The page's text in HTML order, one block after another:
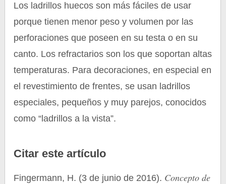
Los ladrillos huecos son más fáciles de usar
porque tienen menor peso y volumen por las
perforaciones que poseen en su testa o en su
canto. Los refractarios son los que soportan altas
temperaturas. Para decoraciones, en especial en
el revestimiento de frentes, se usan ladrillos
especiales, pequeños y muy parejos, conocidos
como “ladrillos a la vista”.
Citar este artículo
Fingermann, H. (3 de junio de 2016). Concepto de